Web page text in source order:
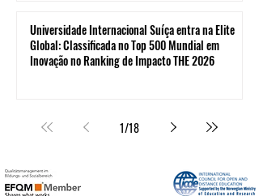
Universidade Internacional Suíça entra na Elite
Global: Classificada no Top 500 Mundial em
Inovação no Ranking de Impacto THE 2026
1/18